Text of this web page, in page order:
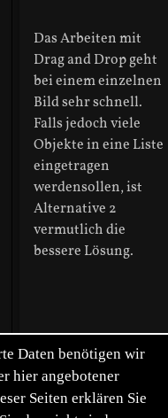
Das Arbeiten mit
Drag and Drop geht
bei einem einzelnen
Bild sehr schnell.
Falls jedoch viele
Objekte in eine Liste
eingetragen
werdensollen, ist
Alternative 2
vermutlich die
bessere Lösung.
Daten benötigen wir
hier angebotener
Seiten erklären Sie